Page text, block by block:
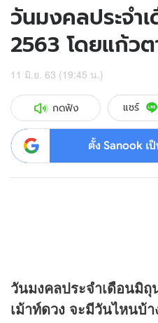
วันมงคลประจำ
2563 โดยแก้ว
11 มิ.ย. 63 (19:45 น.)
กดฟัง แชร์
ตั้ง Sanook เ
วันมงคลประจำเดือนมิ
เม้าท์ดวง จะมีวันไหนบ้า